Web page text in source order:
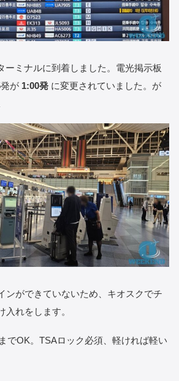
ーミナルに到着しました。電光掲示板
が 1:00発 に変更されていました。が
ンができていないため、キオスクでチ
入れをします。
でOK。TSAロック必須、軽ければ軽い